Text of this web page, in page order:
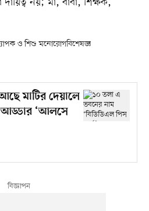
ও শিশু মনোরোগবিশেষজ্ঞ
মাটির দেয়ালে
‘আলসে